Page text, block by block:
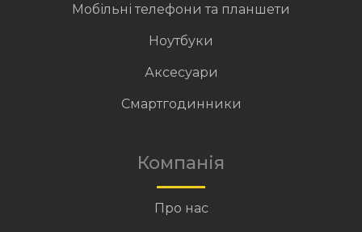
Мобільні телефони та планшети
Ноутбуки
Аксесуари
Смартгодинники
Компанія
Про нас